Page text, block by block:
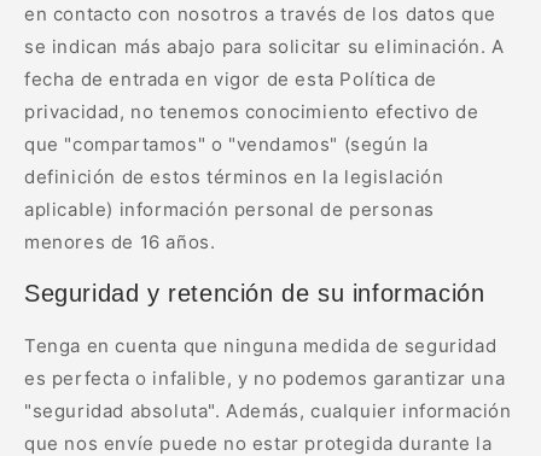
en contacto con nosotros a través de los datos que
se indican más abajo para solicitar su eliminación. A
fecha de entrada en vigor de esta Política de
privacidad, no tenemos conocimiento efectivo de
que "compartamos" o "vendamos" (según la
definición de estos términos en la legislación
aplicable) información personal de personas
menores de 16 años.
Seguridad y retención de su información
Tenga en cuenta que ninguna medida de seguridad
es perfecta o infalible, y no podemos garantizar una
"seguridad absoluta". Además, cualquier información
que nos envíe puede no estar protegida durante la